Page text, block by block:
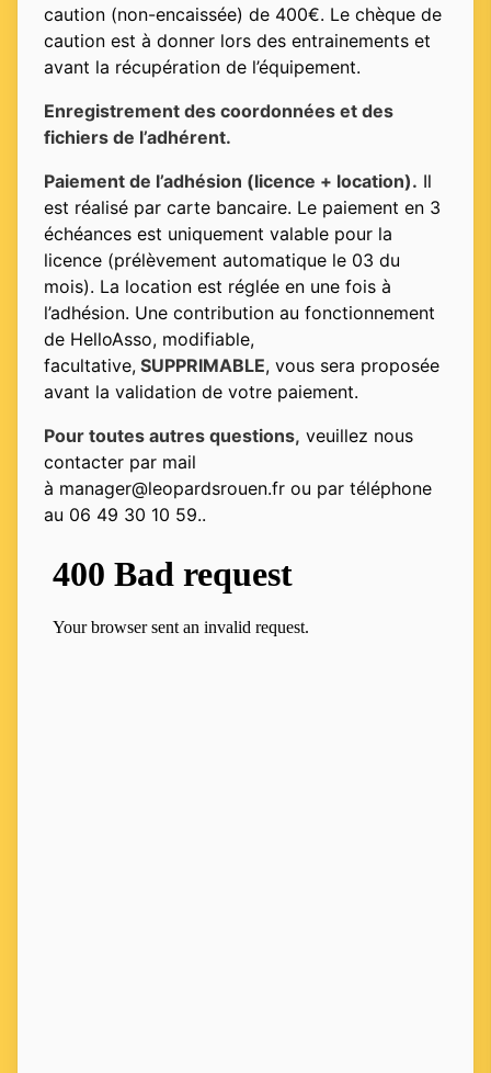
caution (non-encaissée) de 400€. Le chèque de
caution est à donner lors des entrainements et
avant la récupération de l’équipement.
Enregistrement des coordonnées et des
fichiers de l’adhérent.
Paiement de l’adhésion (licence + location). Il
est réalisé par carte bancaire. Le paiement en 3
échéances est uniquement valable pour la
licence (prélèvement automatique le 03 du
mois). La location est réglée en une fois à
l’adhésion. Une contribution au fonctionnement
de HelloAsso, modifiable,
facultative, SUPPRIMABLE, vous sera proposée
avant la validation de votre paiement.
Pour toutes autres questions, veuillez nous
contacter par mail
à manager@leopardsrouen.fr ou par téléphone
au 06 49 30 10 59..